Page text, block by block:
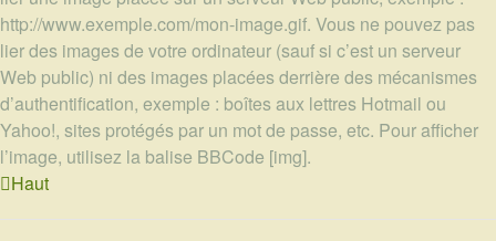
http://www.exemple.com/mon-image.gif. Vous ne pouvez pas
lier des images de votre ordinateur (sauf si c’est un serveur
Web public) ni des images placées derrière des mécanismes
d’authentification, exemple : boîtes aux lettres Hotmail ou
Yahoo!, sites protégés par un mot de passe, etc. Pour afficher
l’image, utilisez la balise BBCode [img].
Haut